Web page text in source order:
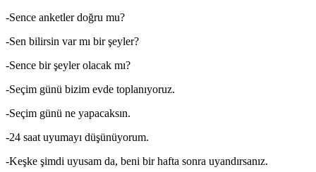
-Sence anketler doğru mu?
-Sen bilirsin var mı bir şeyler?
-Sence bir şeyler olacak mı?
-Seçim günü bizim evde toplanıyoruz.
-Seçim günü ne yapacaksın.
-24 saat uyumayı düşünüyorum.
-Keşke şimdi uyusam da, beni bir hafta sonra uyandırsanız.